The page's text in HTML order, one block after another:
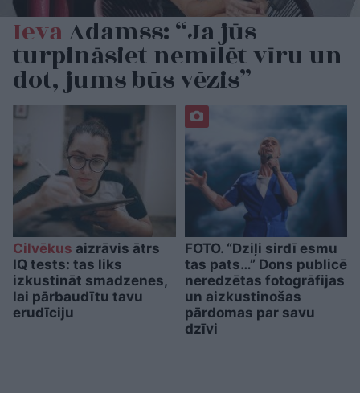
IevaAdamss: “Ja jūs
turpināsiet nemīlēt vīru un
dot, jums būs vēzis”
Cilvēkus aizrāvis ātrs
IQ tests: tas liks
izkustināt smadzenes,
lai pārbaudītu tavu
erudīciju
FOTO. “Dziļi sirdī esmu
tas pats…” Dons publicē
neredzētas fotogrāfijas
un aizkustinošas
pārdomas par savu
dzīvi